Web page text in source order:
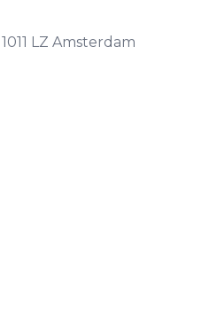
1011 LZ Amsterdam